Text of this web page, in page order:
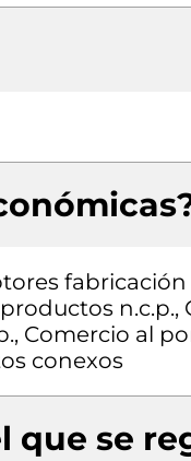
n.c.p.,
Comercio al
conexos
que se